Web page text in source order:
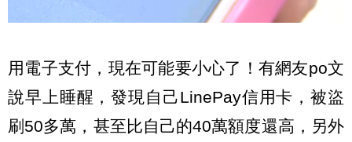
用電子支付，現在可能要小心了！有網友po文
說早上睡醒，發現自己LinePay信用卡，被盜
刷50多萬，甚至比自己的40萬額度還高，另外